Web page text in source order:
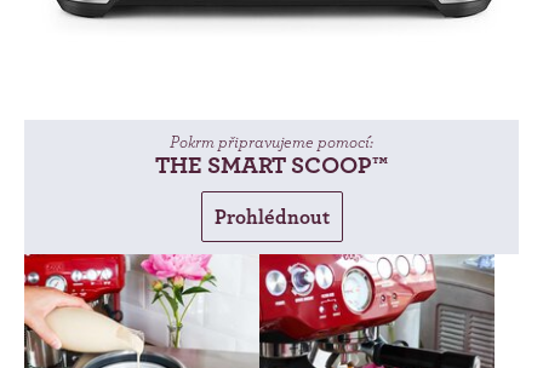
Pokrm připravujeme pomocí:
THE SMART SCOOP™
Prohlédnout